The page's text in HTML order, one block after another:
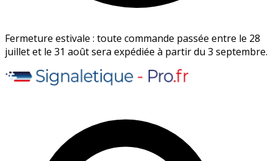
Fermeture estivale : toute commande passée entre le 28
juillet et le 31 août sera expédiée à partir du 3 septembre.